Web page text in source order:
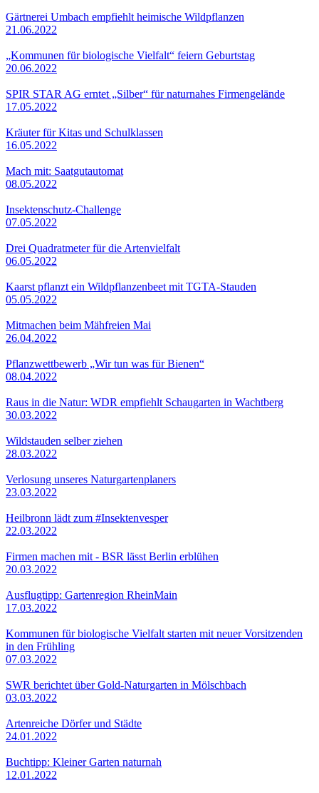
Gärtnerei Umbach empfiehlt heimische Wildpflanzen
21.06.2022
„Kommunen für biologische Vielfalt“ feiern Geburtstag
20.06.2022
SPIR STAR AG erntet „Silber“ für naturnahes Firmengelände
17.05.2022
Kräuter für Kitas und Schulklassen
16.05.2022
Mach mit: Saatgutautomat
08.05.2022
Insektenschutz-Challenge
07.05.2022
Drei Quadratmeter für die Artenvielfalt
06.05.2022
Kaarst pflanzt ein Wildpflanzenbeet mit TGTA-Stauden
05.05.2022
Mitmachen beim Mähfreien Mai
26.04.2022
Pflanzwettbewerb „Wir tun was für Bienen“
08.04.2022
Raus in die Natur: WDR empfiehlt Schaugarten in Wachtberg
30.03.2022
Wildstauden selber ziehen
28.03.2022
Verlosung unseres Naturgartenplaners
23.03.2022
Heilbronn lädt zum #Insektenvesper
22.03.2022
Firmen machen mit - BSR lässt Berlin erblühen
20.03.2022
Ausflugtipp: Gartenregion RheinMain
17.03.2022
Kommunen für biologische Vielfalt starten mit neuer Vorsitzenden
in den Frühling
07.03.2022
SWR berichtet über Gold-Naturgarten in Mölschbach
03.03.2022
Artenreiche Dörfer und Städte
24.01.2022
Buchtipp: Kleiner Garten naturnah
12.01.2022